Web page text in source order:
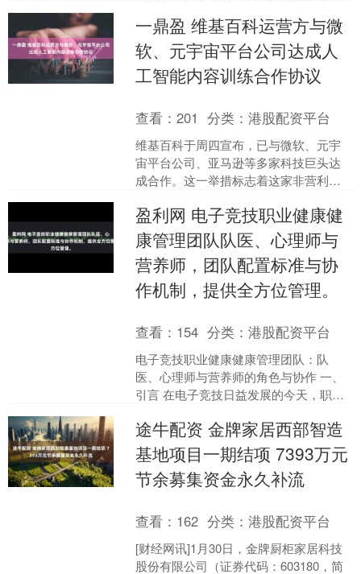
尤其是在他所卷入的私....
一鼎盈 维基百科运营方与微
软、元宇宙平台公司达成人
工智能内容训练合作协议
查看：201 分类：港股配资平台
维基百科于周四宣布，已与微软、元宇
宙平台公司、亚马逊等多家科技巨头达
成合作。这一举措标志着这家非营利机
收入方面，迈出了关键一步....
盈利网 电子竞技职业健康健
康管理团队队医、心理师与
营养师，团队配置标准与协
作机制，提供全方位管理。
查看： 154 分类：港股配资平台
电子竞技职业健康健康管理团队：队
医、心理师与营养师的角色与协作 一、
引言 在电子竞技日益发展的今天，职业
个完善的健康管理团队应....
途牛配资 金牌家居西部智造
基地项目一期结项 7393万元
节余募集资金永久补流
查看： 162 分类：港股配资平台
[财经网讯]1月30日，金牌厨柜家居科技
股份有限公司（证券代码：603180，简